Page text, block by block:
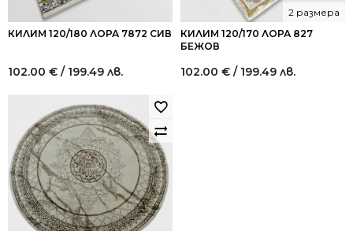
КИЛИМ 120/180 ЛОРА 7872 СИВ
102.00 € / 199.49 лв.
КИЛИМ 120/170 ЛОРА 827
БЕЖОВ
2 размера
102.00 € / 199.49 лв.